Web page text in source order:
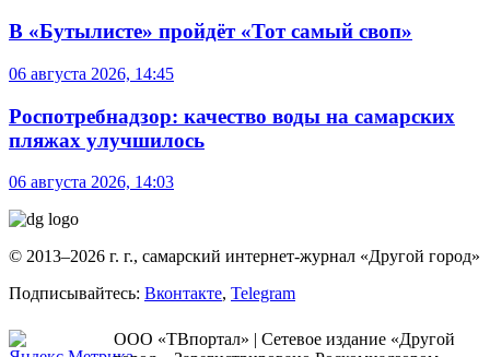
В «Бутылисте» пройдёт «Тот самый своп»
06 августа 2026, 14:45
Роспотребнадзор: качество воды на самарских
пляжах улучшилось
06 августа 2026, 14:03
© 2013–2026 г. г., самарский интернет-журнал «Другой город»
Подписывайтесь: Вконтакте, Telegram
ООО «ТВпортал» | Сетевое издание «Другой